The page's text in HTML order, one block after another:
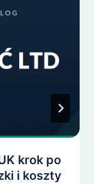
krok po
i koszty